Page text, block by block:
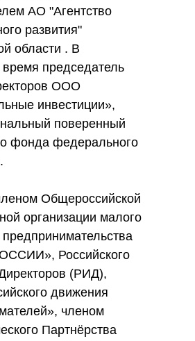
АО "Агентство
развития"
области . В
председатель
ООО
инвестиции»,
поверенный
фонда федерального
Общероссийской
организации малого
предпринимательства
Российского
(РИД),
движения
членом
Партнёрства